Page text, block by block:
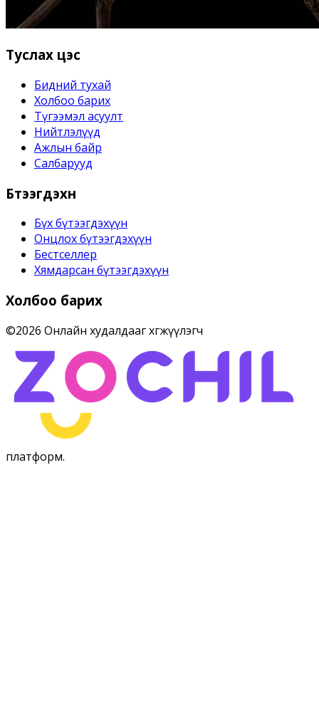
Туслах цэс
Бидний тухай
Холбоо барих
Түгээмэл асуулт
Нийтлэлүүд
Ажлын байр
Салбарууд
Бүтээгдэхүүн
Бүх бүтээгдэхүүн
Онцлох бүтээгдэхүүн
Бестселлер
Хямдарсан бүтээгдэхүүн
Холбоо барих
©2026 Онлайн худалдааг хөгжүүлэгч
платформ.